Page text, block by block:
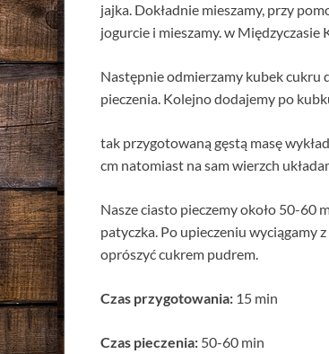
jajka. Dokładnie mieszamy, przy
jogurcie i mieszamy. w Międzyczasie
Następnie odmierzamy kubek cukru
pieczenia. Kolejno dodajemy po
tak przygotowaną gęstą masę
cm natomiast na sam wierzch
Nasze ciasto pieczemy około 50-60
patyczka. Po upieczeniu wyciągamy
oprószyć cukrem pudrem.
Czas przygotowania: 15 min
Czas pieczenia: 50-60 min